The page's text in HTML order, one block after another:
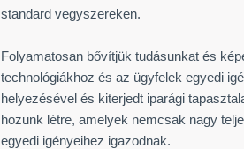
standard vegyszereken.
Folyamatosan bővítjük tudásunkat és
technológiákhoz és az ügyfelek egyedi
helyezésével és kiterjedt iparági
hozunk létre, amelyek nemcsak nagy
egyedi igényeihez igazodnak.